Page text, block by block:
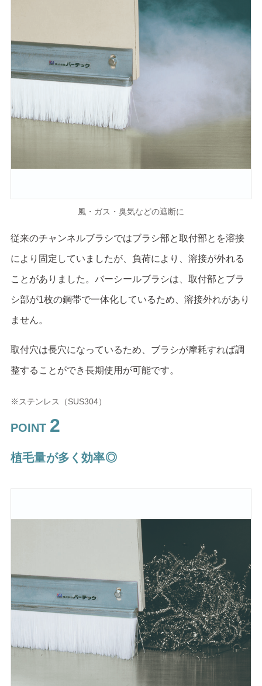
風・ガス・臭気などの遮断に
従来のチャンネルブラシではブラシ部と取付部とを溶接
により固定していましたが、負荷により、溶接が外れる
ことがありました。バーシールブラシは、取付部とブラ
シ部が1枚の鋼帯で一体化しているため、溶接外れがあり
ません。
取付穴は長穴になっているため、ブラシが摩耗すれば調
整することができ長期使用が可能です。
※ステンレス（SUS304）
POINT 2
植毛量が多く効率◎